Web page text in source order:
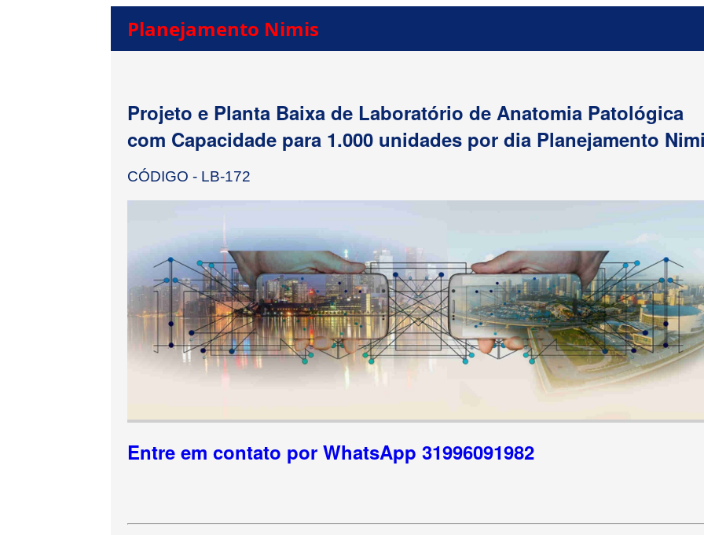
Planejamento Nimis
Projeto e Planta Baixa de Laboratório de Anatomia Patológica
com Capacidade para 1.000 unidades por dia Planejamento
CÓDIGO - LB-172
Entre em contato por WhatsApp 31996091982